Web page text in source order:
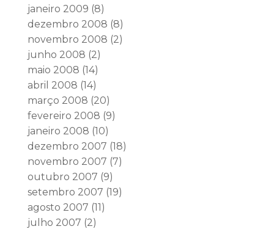
janeiro 2009 (8)
dezembro 2008 (8)
novembro 2008 (2)
junho 2008 (2)
maio 2008 (14)
abril 2008 (14)
março 2008 (20)
fevereiro 2008 (9)
janeiro 2008 (10)
dezembro 2007 (18)
novembro 2007 (7)
outubro 2007 (9)
setembro 2007 (19)
agosto 2007 (11)
julho 2007 (2)